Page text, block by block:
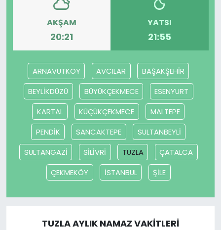
AKŞAM
20:21
YATSI
21:55
ARNAVUTKOY AVCILAR
BAŞAKŞEHİR
BEYLİKDÜZÜ
BÜYÜKÇEKMECE
ESENYURT
KARTAL
KÜÇÜKÇEKMECE
MALTEPE
PENDİK
SANCAKTEPE
SULTANBEYLİ
SULTANGAZİ
SİLİVRİ TUZLA
ÇATALCA
ÇEKMEKÖY
İSTANBUL ŞİLE
TUZLA AYLIK NAMAZ VAKITLERI
Politika
SAĞLIK
Teknoloji
TÜRKiYE
Video Galeri
YAŞAM
Yazarlar